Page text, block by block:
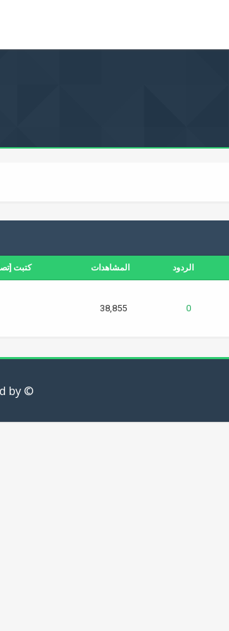
الردود المشاهدات كتبت [
0
38,855
© Designed by
by